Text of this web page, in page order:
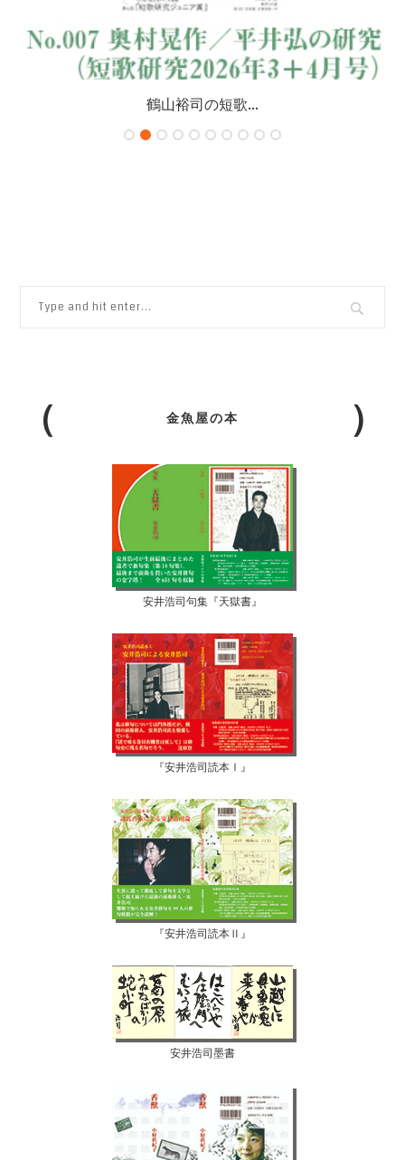
鶴山裕司の短歌...
金魚屋の本
安井浩司句集『天獄書』
『安井浩司読本Ⅰ』
『安井浩司読本Ⅱ』
安井浩司墨書